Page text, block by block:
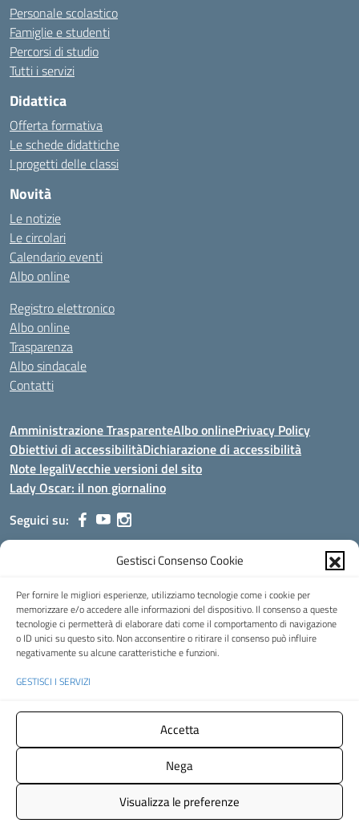
Gestisci Consenso Cookie
Per fornire le migliori esperienze, utilizziamo tecnologie come i cookie per
memorizzare e/o accedere alle informazioni del dispositivo. Il consenso a queste
tecnologie ci permetterà di elaborare dati come il comportamento di navigazione
o ID unici su questo sito. Non acconsentire o ritirare il consenso può influire
negativamente su alcune caratteristiche e funzioni.
GESTISCI I SERVIZI
Accetta
Nega
Visualizza le preferenze
Personale scolastico
Famiglie e studenti
Percorsi di studio
Tutti i servizi
Didattica
Offerta formativa
Le schede didattiche
I progetti delle classi
Novità
Le notizie
Le circolari
Calendario eventi
Albo online
Registro elettronico
Albo online
Trasparenza
Albo sindacale
Contatti
Amministrazione TrasparenteAlbo onlinePrivacy Policy
Obiettivi di accessibilitàDichiarazione di accessibilità
Note legaliVecchie versioni del sito
Lady Oscar: il non giornalino
Seguici su:
Viale Aldo Moro, 51 - 24021 Albino (Bg)
Posta elettronica certificata (PEC):bgis00900b@pec.istruzione.it
Codice fiscale: 95002390169
Codice meccanografico:BGIS00900B
Codice unico di fatturazione (CUF): UFMHLX
Spazio web concesso in uso gratuito daWeb3king, via Pertini 8 ALBINO
Concept & Design by Designers Italia
- Versione del tema: